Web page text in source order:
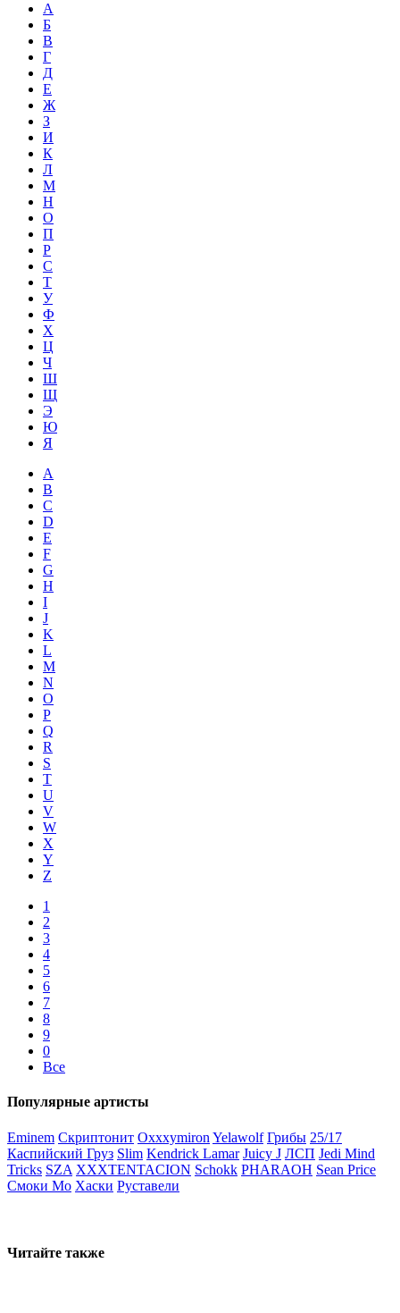
А
Б
В
Г
Д
Е
Ж
З
И
К
Л
М
Н
О
П
Р
С
Т
У
Ф
Х
Ц
Ч
Ш
Щ
Э
Ю
Я
A
B
C
D
E
F
G
H
I
J
K
L
M
N
O
P
Q
R
S
T
U
V
W
X
Y
Z
1
2
3
4
5
6
7
8
9
0
Все
Популярные артисты
Eminem Скриптонит Oxxxymiron Yelawolf Грибы 25/17
Каспийский Груз Slim Kendrick Lamar Juicy J ЛСП Jedi Mind
Tricks SZA XXXTENTACION Schokk PHARAOH Sean Price
Смоки Мо Хаски Руставели
Читайте также